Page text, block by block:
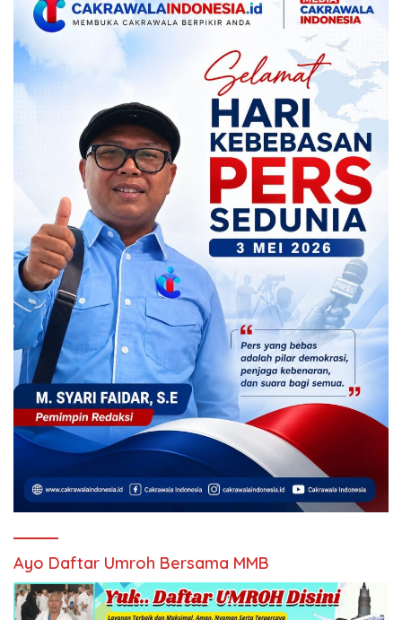
Ayo Daftar Umroh Bersama MMB